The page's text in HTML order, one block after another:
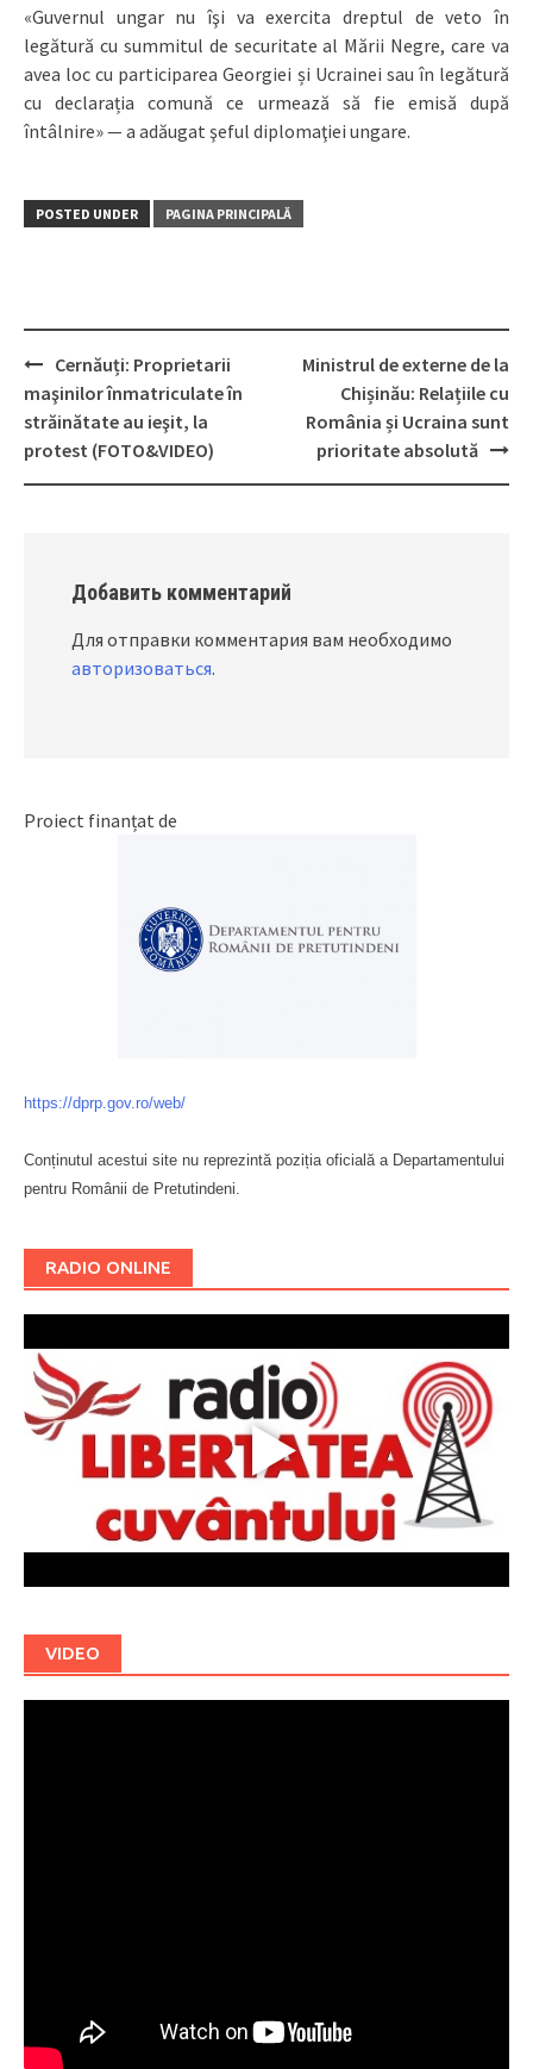
«Guvernul ungar nu îşi va exercita dreptul de veto în
legătură cu summitul de securitate al Mării Negre, care va
avea loc cu participarea Georgiei și Ucrainei sau în legătură
cu declarația comună ce urmează să fie emisă după
întâlnire» — a adăugat şeful diplomaţiei ungare.
POSTED UNDER PAGINA PRINCIPALĂ
Post
navigation
Cernăuți: Proprietarii
maşinilor înmatriculate în
străinătate au ieşit, la
protest (FOTO&VIDEO)
Ministrul de externe de la
Chișinău: Relațiile cu
România și Ucraina sunt
prioritate absolută
Добавить комментарий
Для отправки комментария вам необходимо
авторизоваться.
Proiect finanțat de
https://dprp.gov.ro/web/
Conținutul acestui site nu reprezintă poziția oficială a Departamentului
pentru Românii de Pretutindeni.
RADIO ONLINE
VIDEO